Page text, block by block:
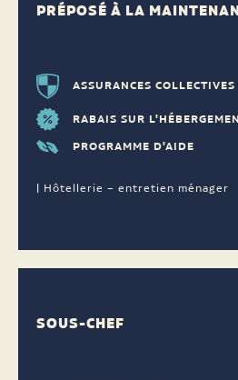
PRÉPOSÉ À LA
ASSURANCES COLLECTIVES
RABAIS SUR
PROGRAMME D'AIDE
| Hôtellerie – entretien ménager
SOUS-CHEF